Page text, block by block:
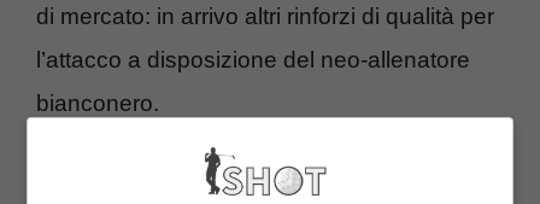
di mercato: in arrivo altri rinforzi di qualità per
l’attacco a disposizione del neo-allenatore
bianconero.
Juventus, chiusura